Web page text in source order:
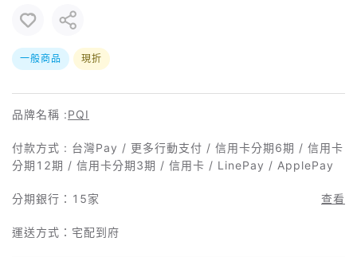
一般商品 現折
品牌名稱 :PQI
付款方式 : 台灣Pay / 更多行動支付 / 信用卡分期6期 / 信用卡
分期12期 / 信用卡分期3期 / 信用卡 / LinePay / ApplePay
分期銀行： 15家 查看
運送方式：宅配到府